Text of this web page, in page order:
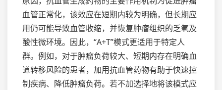
血管正常化，该效应在短期内较为明确，但长期应
用仍可能导致血管收缩，并恢复肿瘤组织的乏氧及
酸性微环境。因此，“A+T”模式更适用于特定人
群。例如，对于肿瘤负荷较大、短期内存在明确血
道转移风险的患者，加用抗血管药物有助于快速控
制疾病、降低肿瘤负荷。若不加选择地将该模式应